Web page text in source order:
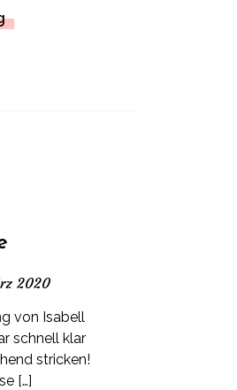
2020
von Isabell
schnell klar
stricken!
[…]